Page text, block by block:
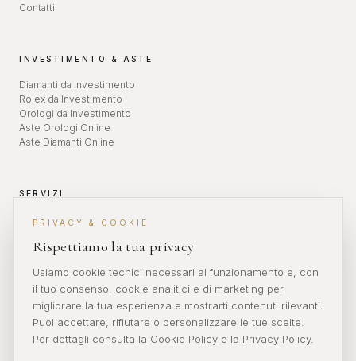
PRIVACY & COOKIE
Rispettiamo la tua privacy
Usiamo cookie tecnici necessari al funzionamento e, con
il tuo consenso, cookie analitici e di marketing per
migliorare la tua esperienza e mostrarti contenuti rilevanti.
Puoi accettare, rifiutare o personalizzare le tue scelte.
Per dettagli consulta la Cookie Policy e la Privacy Policy.
Contatti
INVESTIMENTO & ASTE
Diamanti da Investimento
Rolex da Investimento
Orologi da Investimento
Aste Orologi Online
Aste Diamanti Online
SERVIZI
Valutazione Orologi
Diamanti da Investimento
CONTATTI
info@veronikwatches.com